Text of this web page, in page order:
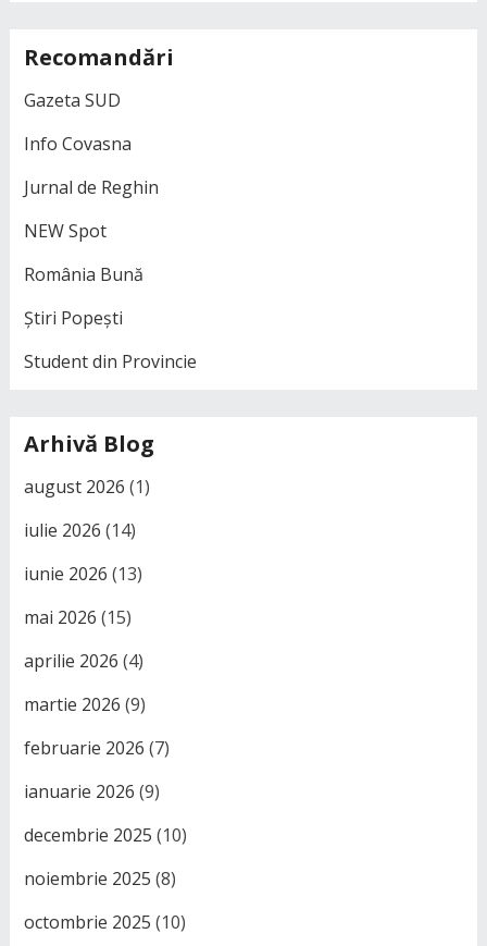
Recomandări
Gazeta SUD
Info Covasna
Jurnal de Reghin
NEW Spot
România Bună
Știri Popești
Student din Provincie
Arhivă Blog
august 2026 (1)
iulie 2026 (14)
iunie 2026 (13)
mai 2026 (15)
aprilie 2026 (4)
martie 2026 (9)
februarie 2026 (7)
ianuarie 2026 (9)
decembrie 2025 (10)
noiembrie 2025 (8)
octombrie 2025 (10)